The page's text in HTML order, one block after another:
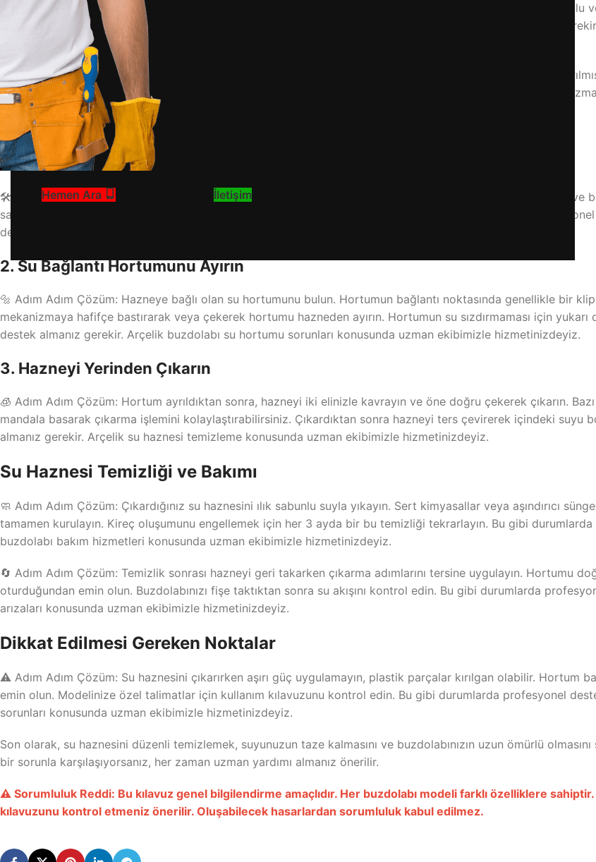
Hemen Ara İletişim
🔧 Adım Adım Çözüm: Öncelikle buzdolabınızın fişini çekerek güvenliği sağlayın. Su haznesinin altına bir havlu
önlem alın. Bu işlem, zeminin ıslanmasını engelleyecektir. Bu gibi durumlarda profesyonel destek almanız
uzman ekibimizle hizmetinizdeyiz.
💡 Teknik Bilgi: Arçelik buzdolaplarında su haznesi genellikle kapı iç kısmında veya alt bölmede
gösterebilir. Bu gibi durumlarda profesyonel destek almanız gerekir. Arçelik buzdolabı arızaları konusunda
Su Haznesini Çıkarma Adımları
1. Su Haznesini Bulun ve Erişim Sağlayın
🛠️ Adım Adım Çözüm: Buzdolabınızın kapısını açın ve su haznesini bulun. Genellikle şeffaf plastik bir kaptır
sağlamak için varsa üstündeki rafları veya koruyucu parçaları dikkatlice çıkarın. Bu gibi durumlarda
değişimi konusunda uzman ekibimizle hizmetinizdeyiz.
2. Su Bağlantı Hortumunu Ayırın
🔩 Adım Adım Çözüm: Hazneye bağlı olan su hortumunu bulun. Hortumun bağlantı noktasında genellikle bir
mekanizmaya hafifçe bastırarak veya çekerek hortumu hazneden ayırın. Hortumun su sızdırmaması için
destek almanız gerekir. Arçelik buzdolabı su hortumu sorunları konusunda uzman ekibimizle hizmetinizdeyiz.
3. Hazneyi Yerinden Çıkarın
🧊 Adım Adım Çözüm: Hortum ayrıldıktan sonra, hazneyi iki elinizle kavrayın ve öne doğru çekerek çıkarın.
mandala basarak çıkarma işlemini kolaylaştırabilirsiniz. Çıkardıktan sonra hazneyi ters çevirerek içindeki suyu
almanız gerekir. Arçelik su haznesi temizleme konusunda uzman ekibimizle hizmetinizdeyiz.
Su Haznesi Temizliği ve Bakımı
🧼 Adım Adım Çözüm: Çıkardığınız su haznesini ılık sabunlu suyla yıkayın. Sert kimyasallar veya aşındırıcı
tamamen kurulayın. Kireç oluşumunu engellemek için her 3 ayda bir bu temizliği tekrarlayın. Bu gibi
buzdolabı bakım hizmetleri konusunda uzman ekibimizle hizmetinizdeyiz.
🔄 Adım Adım Çözüm: Temizlik sonrası hazneyi geri takarken çıkarma adımlarını tersine uygulayın. Hortumu
oturduğundan emin olun. Buzdolabınızı fişe taktıktan sonra su akışını kontrol edin. Bu gibi durumlarda
arızaları konusunda uzman ekibimizle hizmetinizdeyiz.
Dikkat Edilmesi Gereken Noktalar
⚠️ Adım Adım Çözüm: Su haznesini çıkarırken aşırı güç uygulamayın, plastik parçalar kırılgan olabilir. Hortum
emin olun. Modelinize özel talimatlar için kullanım kılavuzunu kontrol edin. Bu gibi durumlarda profesyonel
sorunları konusunda uzman ekibimizle hizmetinizdeyiz.
Son olarak, su haznesini düzenli temizlemek, suyunuzun taze kalmasını ve buzdolabınızın uzun ömürlü
bir sorunla karşılaşıyorsanız, her zaman uzman yardımı almanız önerilir.
⚠️ Sorumluluk Reddi: Bu kılavuz genel bilgilendirme amaçlıdır. Her buzdolabı modeli farklı özelliklere sahiptir.
kılavuzunu kontrol etmeniz önerilir. Oluşabilecek hasarlardan sorumluluk kabul edilmez.